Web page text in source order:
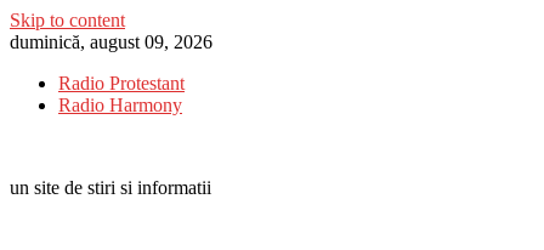
Skip to content
duminică, august 09, 2026
Radio Protestant
Radio Harmony
un site de stiri si informatii